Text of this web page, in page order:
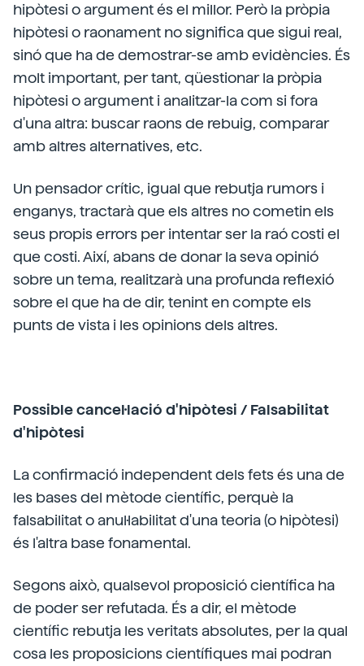
hipòtesi o argument és el millor. Però la pròpia
hipòtesi o raonament no significa que sigui real,
sinó que ha de demostrar-se amb evidències. És
molt important, per tant, qüestionar la pròpia
hipòtesi o argument i analitzar-la com si fora
d'una altra: buscar raons de rebuig, comparar
amb altres alternatives, etc.
Un pensador crític, igual que rebutja rumors i
enganys, tractarà que els altres no cometin els
seus propis errors per intentar ser la raó costi el
que costi. Així, abans de donar la seva opinió
sobre un tema, realitzarà una profunda reflexió
sobre el que ha de dir, tenint en compte els
punts de vista i les opinions dels altres.
Possible cancel·lació d'hipòtesi / Falsabilitat
d'hipòtesi
La confirmació independent dels fets és una de
les bases del mètode científic, perquè la
falsabilitat o anul·labilitat d'una teoria (o hipòtesi)
és l'altra base fonamental.
Segons això, qualsevol proposició científica ha
de poder ser refutada. És a dir, el mètode
científic rebutja les veritats absolutes, per la qual
cosa les proposicions científiques mai podran